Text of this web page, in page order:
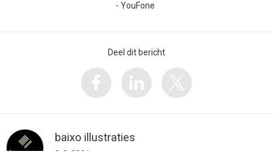
- YouFone
Deel dit bericht
baixo illustraties
3-8-2021